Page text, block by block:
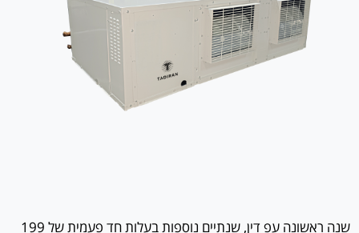
שנה ראשונה עפ דין, שנתיים נוספות בעלות חד פעמית של 199